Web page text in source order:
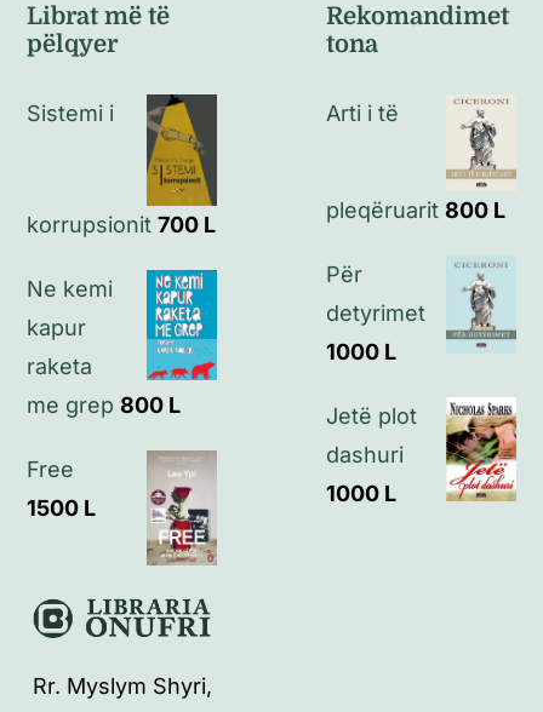
Politikat e kthimeve
Politikat e privatësisë
Kontakt
Librat më të
pëlqyer
Sistemi i
korrupsionit 700 L
Ne kemi
kapur
raketa
me grep 800 L
Free
1500 L
Rekomandimet
tona
Arti i të
pleqëruarit 800 L
Për
detyrimet
1000 L
Jetë plot
dashuri
1000 L
Rr. Myslym Shyri,